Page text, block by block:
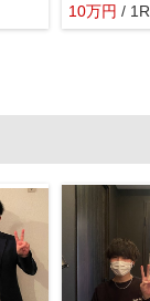
10万円 / 1R